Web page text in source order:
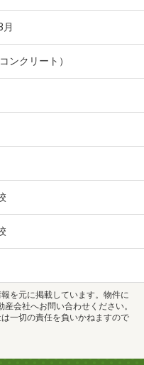
月
ンクリート）
報を元に掲載しています。物件に
会社へお問い合わせください。
一切の責任を負いかねますので